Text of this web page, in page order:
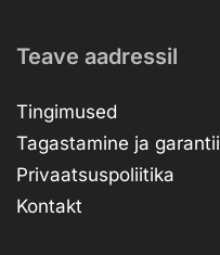
Teave aadressil
Tingimused
Tagastamine ja garantii
Privaatsuspoliitika
Kontakt